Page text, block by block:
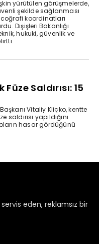
servis eden, reklamsız bir